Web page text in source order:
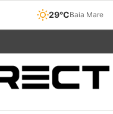
29°CBaia Mare